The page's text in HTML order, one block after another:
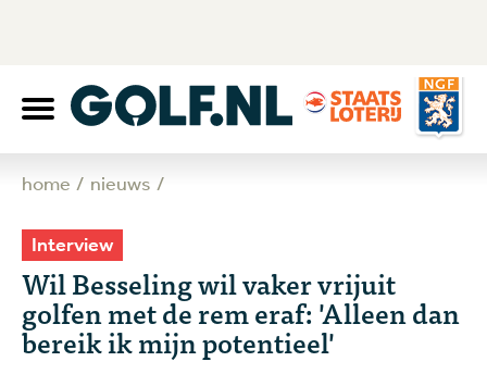
GOLF.NL maakt gebruik van cookies
Deze worden gebruikt voor verschillende doeleinden.
Zoals inzicht krijgen in het gebruik van ons platform en
home nieuws
Interview
Wil Besseling wil vaker vrijuit
golfen met de rem eraf: 'Alleen dan
bereik ik mijn potentieel'